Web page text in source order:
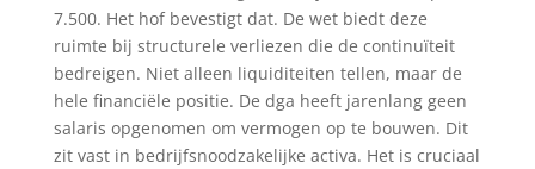
7.500. Het hof bevestigt dat. De wet biedt deze
ruimte bij structurele verliezen die de continuïteit
bedreigen. Niet alleen liquiditeiten tellen, maar de
hele financiële positie. De dga heeft jarenlang geen
salaris opgenomen om vermogen op te bouwen. Dit
zit vast in bedrijfsnoodzakelijke activa. Het is cruciaal